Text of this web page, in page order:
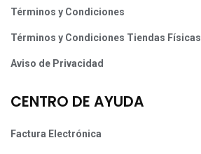
Términos y Condiciones
Términos y Condiciones Tiendas Físicas
Aviso de Privacidad
CENTRO DE AYUDA
Factura Electrónica